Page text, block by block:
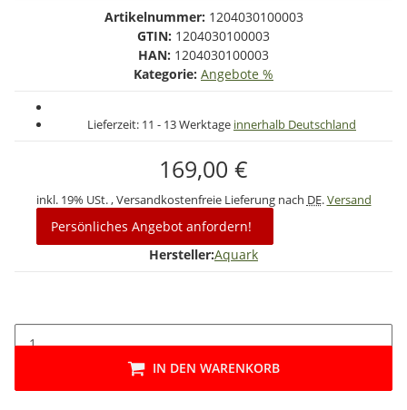
Artikelnummer: 1204030100003
GTIN: 1204030100003
HAN: 1204030100003
Kategorie: Angebote %
Lieferzeit: 11 - 13 Werktage innerhalb Deutschland
169,00 €
inkl. 19% USt. , Versandkostenfreie Lieferung nach DE.Versand
Persönliches Angebot anfordern!
Hersteller:Aquark
IN DEN WARENKORB